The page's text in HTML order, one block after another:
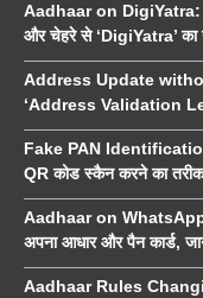
Aadhaar on DigiYatra:
और चेहरे से ‘DigiYatra’ का
Address Update
‘Address Validation
Fake PAN
QR कोड स्कैन करने का
Aadhaar on WhatsApp:
अपना आधार और पैन कार्ड,
Aadhaar Rules